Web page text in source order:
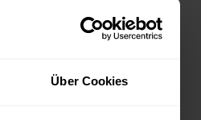
Über Cookies